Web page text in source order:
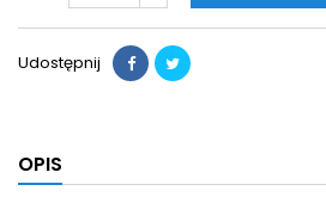
Udostępnij
OPIS